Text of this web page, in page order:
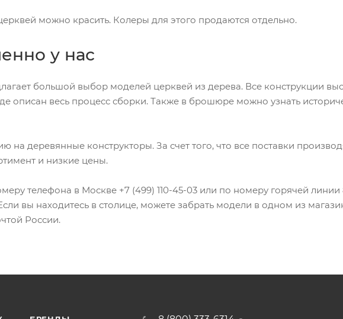
можно красить. Колеры для этого продаются отдельно.
у нас
большой выбор моделей церквей из дерева. Все конструкции
описан весь процесс сборки. Также в брошюре можно узнать
на деревянные конструкторы. За счет того, что все поставки
и низкие цены.
телефона в Москве +7 (499) 110-45-03 или по номеру горячей
вы находитесь в столице, можете забрать модели в одном из
России.